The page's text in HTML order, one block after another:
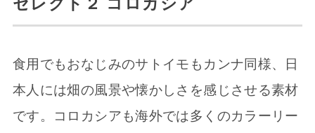
食用でもおなじみのサトイモもカンナ同様、日
本人には畑の風景や懐かしさを感じさせる素材
です。コロカシアも海外では多くのカラーリー